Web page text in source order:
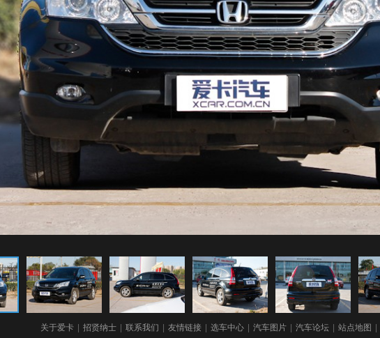
关于爱卡 招贤纳士 联系我们 友情链接 选车中心 汽车图片 汽车论坛 站点地图